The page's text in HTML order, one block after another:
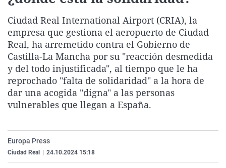
Gente viajera
Como el perro y el
Retornados
Equipo de
Operación Viuda
Galicia
La Rioja
Navarra
País Vasco
Televisión
Elecciones
Ciudad Real International Airport (CRIA), la
empresa que gestiona el aeropuerto de Ciudad
Real, ha arremetido contra el Gobierno de
Castilla-La Mancha por su "reacción desmedida
y del todo injustificada", al tiempo que le ha
reprochado "falta de solidaridad" a la hora de
dar una acogida "digna" a las personas
vulnerables que llegan a España.
Europa Press
Ciudad Real 24.10.2024 15:18